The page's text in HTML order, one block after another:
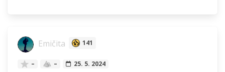
Emičita 141
– – 25. 5. 2024